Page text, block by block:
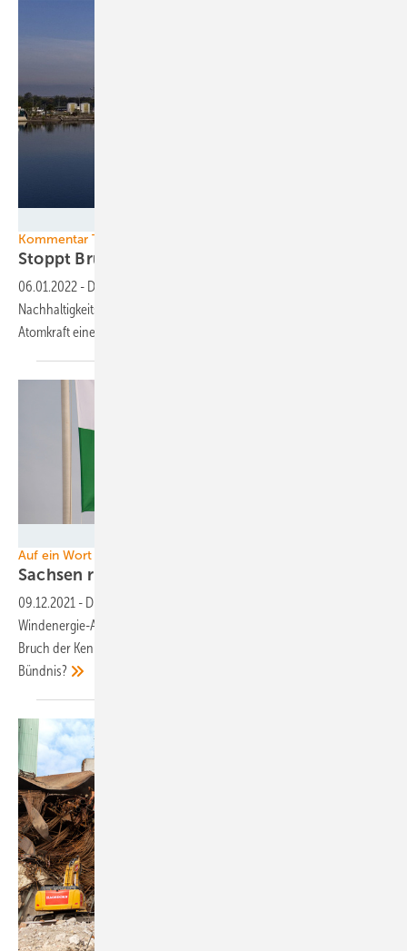
Kommentar Taxonomie Pro Atomkraft
Stoppt Brüssel die
06.01.2022 - Die Europäische Kommission steuert mit ihrem
Nachhaltigkeitssiegel für Investitionen in Gas- und zusätzlich
Atomkraft eine gefährliche Abzweigung an.
Auf ein Wort
Sachsen riskiert industrielle
09.12.2021 - Die CDU-geführte Regionalplanung verhindert den
Windenergie-Ausbau in Sachsen und betreibt damit den fortgesetzten
Bruch der Kenia-Koalition. Was hält die Grünen noch in dem
Bündnis?